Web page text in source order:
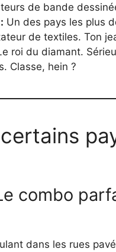
de bande
Un des pays les plus
de textiles. Ton
roi du diamant.
Classe, hein ?
combo
dans les rues